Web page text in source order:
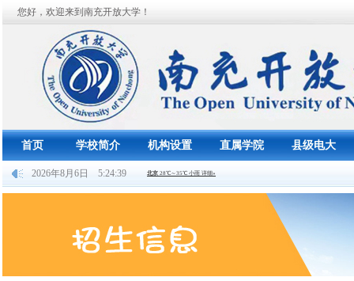
您好，欢迎来到南充开放大学！
首页 学校简介 机构设置 直属学院 县级电大
2026年8月6日 5:24:40